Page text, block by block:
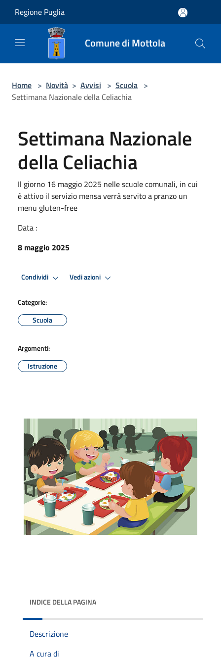
Regione Puglia
Comune di Mottola
Home > Novità > Avvisi > Scuola >
Settimana Nazionale della Celiachia
Settimana Nazionale
della Celiachia
Il giorno 16 maggio 2025 nelle scuole comunali, in cui
è attivo il servizio mensa verrà servito a pranzo un
menu gluten-free
Data :
8 maggio 2025
Condividi Vedi azioni
Categorie:
Scuola
Argomenti:
Istruzione
INDICE DELLA PAGINA
Descrizione
A cura di